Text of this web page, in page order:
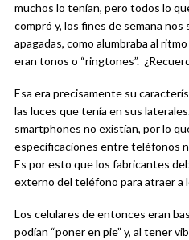
muchos lo tenían, pero todos lo
compró y, los fines de semana nos
apagadas, como alumbraba al
eran tonos o “ringtones”.
Esa era precisamente su
las luces que tenía en sus
smartphones no existían, por lo
especificaciones entre teléfonos
Es por esto que los fabricantes
externo del teléfono para atraer a
Los celulares de entonces eran
podían “poner en pie” y, al tener